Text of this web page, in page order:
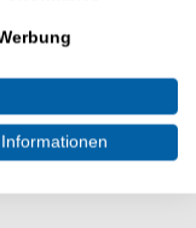
Informationen